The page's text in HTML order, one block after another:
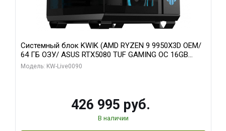
Системный блок KWIK (AMD RYZEN 9 9950X3D OEM/
64 ГБ ОЗУ/ ASUS RTX5080 TUF GAMING OC 16GB
GDDR7 256bit 3xDP 3x/ 1 ТБ SSD)
Модель: KW-Live0090
426 995 руб.
В наличии